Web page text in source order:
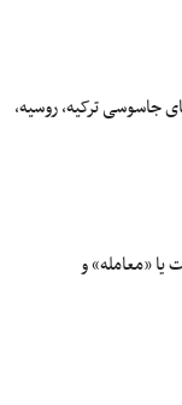
جاسوسی ترکیه، روسیه،
یا «معامله» و